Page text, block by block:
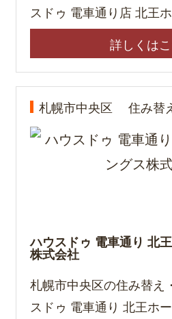
スドゥ 電車通り店 北王
詳しくは
札幌市中央区 住み替
ハウスドゥ 電車通り 北
株式会社
札幌市中央区の住み替え
スドゥ 電車通り 北王ホ